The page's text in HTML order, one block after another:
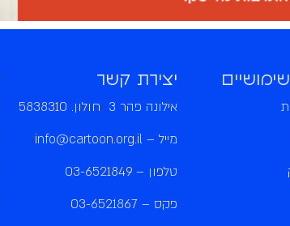
יצירת קשר
אילונה פהר 3 חולון. 5838310
מייל – info@cartoon.org.il
טלפון – 03-6521849
פקס – 03-6521867